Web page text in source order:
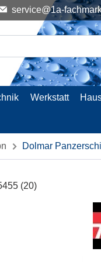
service@1a-
Werkstatt
Dolmar
(20)